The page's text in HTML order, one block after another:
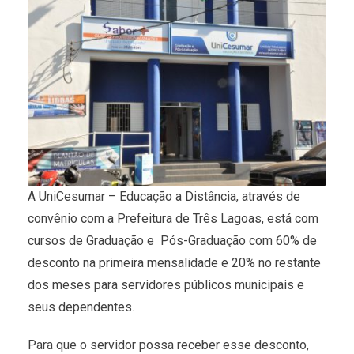
A UniCesumar – Educação a Distância, através de
convênio com a Prefeitura de Três Lagoas, está com
cursos de Graduação e Pós-Graduação com 60% de
desconto na primeira mensalidade e 20% no restante
dos meses para servidores públicos municipais e
seus dependentes.
Para que o servidor possa receber esse desconto,